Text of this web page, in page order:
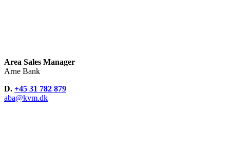
Area Sales Manager
Arne Bank
D. +45 31 782 879
aba@kvm.dk